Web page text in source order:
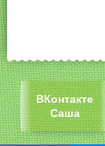
ВКонтакте
Саша